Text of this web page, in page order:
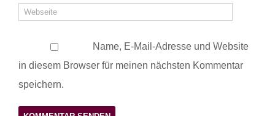
Name, E-Mail-Adresse und Website
in diesem Browser für meinen nächsten Kommentar
speichern.